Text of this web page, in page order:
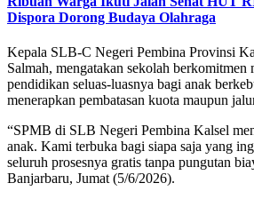
Dispora Dorong Budaya Olahraga
Kepala SLB-C Negeri Pembina Provinsi
Salmah, mengatakan sekolah berkomitmen
pendidikan seluas-luasnya bagi anak
menerapkan pembatasan kuota maupun
“SPMB di SLB Negeri Pembina Kalsel
anak. Kami terbuka bagi siapa saja yang
seluruh prosesnya gratis tanpa pungutan
Banjarbaru, Jumat (5/6/2026).